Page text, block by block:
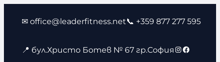
съдържанието
✉ office@leaderfitness.net📞 +359 877 277 595
📍 бул.Христо Ботев № 67 гр.София Instagram
Facebook